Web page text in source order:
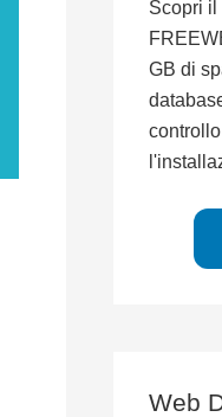
Scopri il
GB di
Web